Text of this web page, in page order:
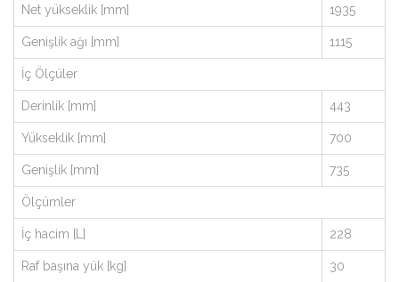
Net yükseklik [mm] 1935
Genişlik ağı [mm] 1115
İç Ölçüler
Derinlik [mm] 443
Yükseklik [mm] 700
Genişlik [mm] 735
Ölçümler
İç hacim [L] 228
Raf başına yük [kg] 30